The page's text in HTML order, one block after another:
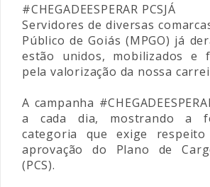
#CHEGADEESPERAR PCSJÁ
Servidores de diversas
Público de Goiás (MPGO) já
estão unidos, mobilizados e
pela valorização da nossa
A campanha
a cada dia, mostrando a
categoria que exige
aprovação do Plano de
(PCS).